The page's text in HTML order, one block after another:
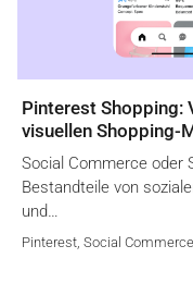
Pinterest Shopping:
visuellen Shopping-
Social Commerce oder
Bestandteile von
und…
Pinterest Social Commerce